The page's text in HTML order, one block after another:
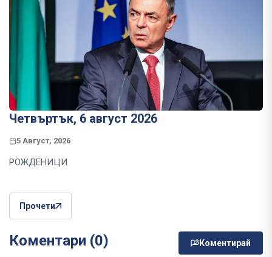
Четвъртък, 6 август 2026
5 Август, 2026
РОЖДЕНИЦИ
Прочети
Коментари (0) Коментирай